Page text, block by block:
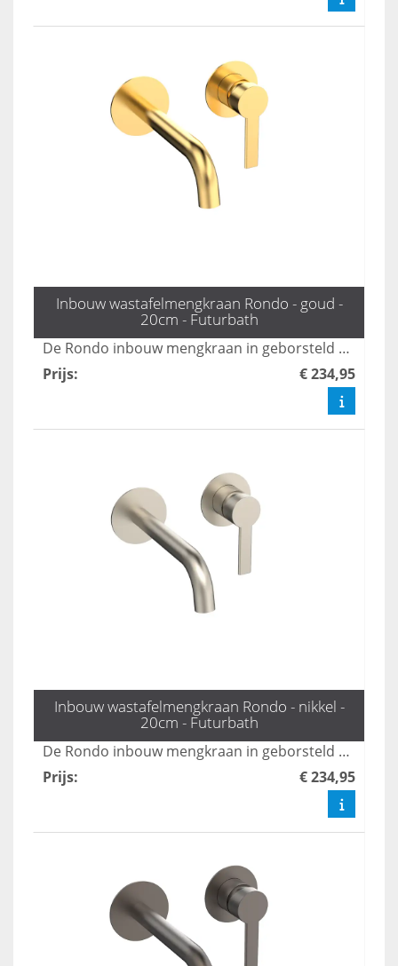
Inbouw wastafelmengkraan Rondo - goud -
20cm - Futurbath
De Rondo inbouw mengkraan in geborsteld mat goud voegt een luxe uitstraling toe aan uw badkamer. Met een praktische uitloop van 20 cm combineert deze kraan elegant design met optimale functionaliteit, perfect voor een moderne badkamerinrichting. Upgrade uw ruimte met deze stijlvolle en duurzame kraan.
Prijs: € 234,95
Inbouw wastafelmengkraan Rondo - nikkel -
20cm - Futurbath
De Rondo inbouw mengkraan in geborsteld nikkel combineert een subtiele en luxueuze uitstraling, waardoor het een perfecte aanvulling is voor elke moderne badkamer. Deze kraan biedt niet alleen esthetische waarde, maar ook functionaliteit en duurzaamheid. Transformeer uw badkamer met de elegante afwerking en geavanceerde technologie van de Rondo mengkraan.
Prijs: € 234,95